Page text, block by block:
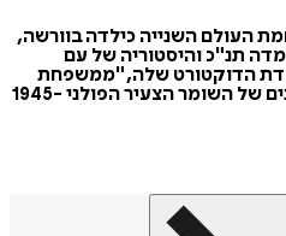
העולם השנייה כילדה בוורשה,
תנ"כ והיסטוריה של עם
הדוקטורט שלה, "ממשפחת
יערי לא נותר איש" – שבע השנים של השומר הצעיר הפולני 1945-